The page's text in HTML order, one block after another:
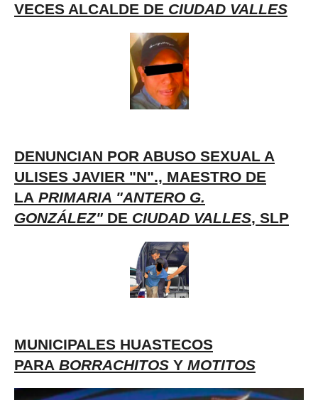
VECES ALCALDE DE CIUDAD VALLES
DENUNCIAN POR ABUSO SEXUAL A
ULISES JAVIER "N"., MAESTRO DE
LA PRIMARIA "ANTERO G.
GONZÁLEZ" DE CIUDAD VALLES, SLP
MUNICIPALES HUASTECOS
PARA BORRACHITOS Y MOTITOS